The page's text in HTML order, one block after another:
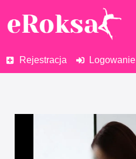
Rejestracja Logowanie